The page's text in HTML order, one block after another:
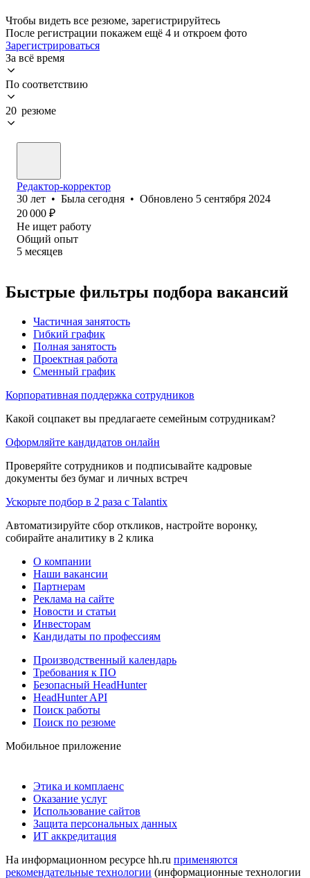
Чтобы видеть все резюме, зарегистрируйтесь
После регистрации покажем ещё 4 и откроем фото
Зарегистрироваться
За всё время
По соответствию
20 резюме
Редактор-корректор
30 лет • Была сегодня • Обновлено 5 сентября 2024
20 000 ₽
Не ищет работу
Общий опыт
5 месяцев
Быстрые фильтры подбора вакансий
Частичная занятость
Гибкий график
Полная занятость
Проектная работа
Сменный график
Корпоративная поддержка сотрудников
Какой соцпакет вы предлагаете семейным сотрудникам?
Оформляйте кандидатов онлайн
Проверяйте сотрудников и подписывайте кадровые
документы без бумаг и личных встреч
Ускорьте подбор в 2 раза с Talantix
Автоматизируйте сбор откликов, настройте воронку,
собирайте аналитику в 2 клика
О компании
Наши вакансии
Партнерам
Реклама на сайте
Новости и статьи
Инвесторам
Кандидаты по профессиям
Производственный календарь
Требования к ПО
Безопасный HeadHunter
HeadHunter API
Поиск работы
Поиск по резюме
Мобильное приложение
Этика и комплаенс
Оказание услуг
Использование сайтов
Защита персональных данных
ИТ аккредитация
На информационном ресурсе hh.ru применяются
рекомендательные технологии (информационные технологии